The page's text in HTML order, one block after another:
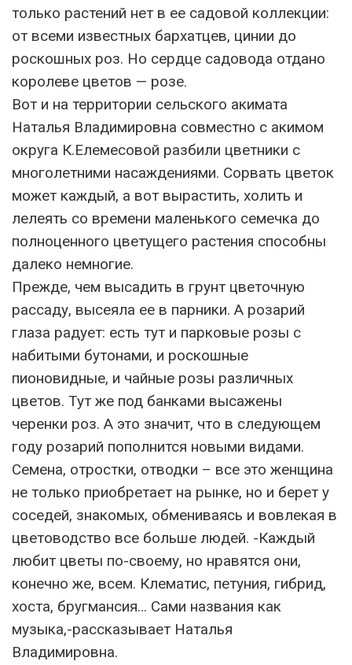
только растений нет в ее садовой коллекции:
от всеми известных бархатцев, цинии до
роскошных роз. Но сердце садовода отдано
королеве цветов — розе.
Вот и на территории сельского акимата
Наталья Владимировна совместно с акимом
округа К.Елемесовой разбили цветники с
многолетними насаждениями. Сорвать цветок
может каждый, а вот вырастить, холить и
лелеять со времени маленького семечка до
полноценного цветущего растения способны
далеко немногие.
Прежде, чем высадить в грунт цветочную
рассаду, высеяла ее в парники. А розарий
глаза радует: есть тут и парковые розы с
набитыми бутонами, и роскошные
пионовидные, и чайные розы различных
цветов. Тут же под банками высажены
черенки роз. А это значит, что в следующем
году розарий пополнится новыми видами.
Семена, отростки, отводки – все это женщина
не только приобретает на рынке, но и берет у
соседей, знакомых, обмениваясь и вовлекая в
цветоводство все больше людей. -Каждый
любит цветы по-своему, но нравятся они,
конечно же, всем. Клематис, петуния, гибрид,
хоста, бругмансия… Сами названия как
музыка,-рассказывает Наталья
Владимировна.